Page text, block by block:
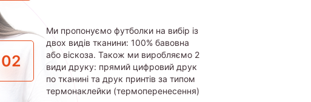
02
Ми пропонуємо футболки на вибір із
двох видів тканини: 100% бавовна
або віскоза. Також ми виробляємо 2
види друку: прямий цифровий друк
по тканині та друк принтів за типом
термонаклейки (термоперенесення)